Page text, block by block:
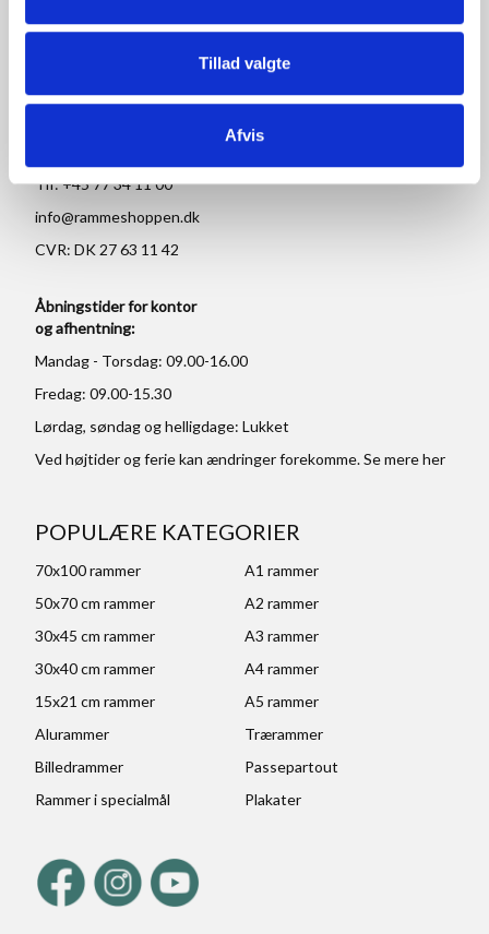
Tillad valgte
Afvis
RAMMESHOPPEN.DK
Ove Jensens Allé 31
Tlf: +45 77 34 11 00
info@rammeshoppen.dk
CVR: DK 27 63 11 42
Åbningstider for kontor
og afhentning:
Mandag - Torsdag: 09.00-16.00
Fredag: 09.00-15.30
Lørdag, søndag og helligdage: Lukket
Ved højtider og ferie kan ændringer forekomme. Se mereher
POPULÆRE KATEGORIER
70x100 rammer
A1 rammer
50x70 cm rammer
A2 rammer
30x45 cm rammer
A3 rammer
30x40 cm rammer
A4 rammer
15x21 cm rammer
A5 rammer
Alurammer
Trærammer
Billedrammer
Passepartout
Rammer i specialmål
Plakater